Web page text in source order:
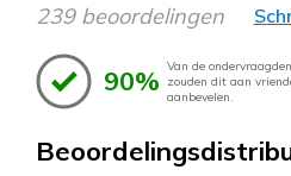
239 beoordelingen
90% Van de ondervraagden
zouden dit aan
aanbevelen.